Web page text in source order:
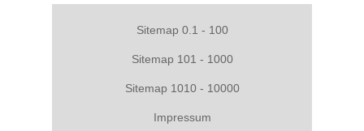
Sitemap 0.1 - 100
Sitemap 101 - 1000
Sitemap 1010 - 10000
Impressum